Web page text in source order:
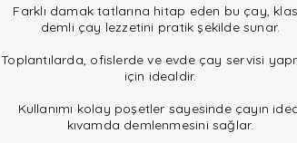
Farklı damak tatlarına hitap eden bu çay,
demli çay lezzetini pratik şekilde sunar.
Toplantılarda, ofislerde ve evde çay servisi
için idealdir.
Kullanımı kolay poşetler sayesinde çayın
kıvamda demlenmesini sağlar.